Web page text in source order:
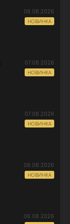
08.08.2026
НОВИНКА
07.08.2026
НОВИНКА
07.08.2026
НОВИНКА
06.08.2026
НОВИНКА
06.08.2026